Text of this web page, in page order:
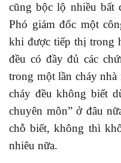
cũng bộc lộ nhiều
Phó giám đốc một
khi được tiếp thị trong
đều có đầy đủ các
trong một lần cháy nhà
cháy đều không biết
chuyên môn” ở đâu
chỗ biết, không thì
nhiêu nữa.